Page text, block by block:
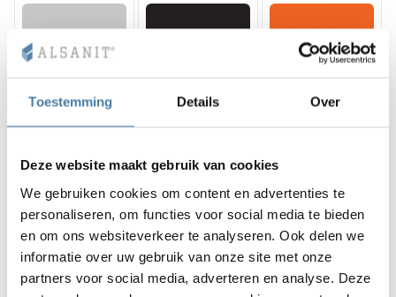
Toestemming Details Over
Deze website maakt gebruik van cookies
We gebruiken cookies om content en advertenties te
personaliseren, om functies voor social media te bieden
en om ons websiteverkeer te analyseren. Ook delen we
informatie over uw gebruik van onze site met onze
partners voor social media, adverteren en analyse. Deze
SHADOW GREY
RAL 7042
CLASSIC BLACK
RAL 9005
SPICE ORANGE
RAL 2008
10 mm
FOREST GREEN
RAL 6018
10 mm
EMERALD LAGUNA
RAL 5018
10 mm
BLUE BAY
RAL 5005